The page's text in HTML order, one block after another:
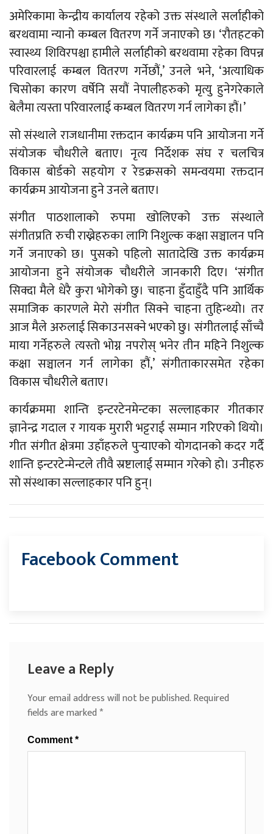
अमेरिकामा केन्द्रीय कार्यालय रहेको उक्त संस्थाले सर्लाहीको
बरथवामा न्यानो कम्बल वितरण गर्ने जनाएको छ। ‘रौतहटको
स्वास्थ्य शिविरपश्चा हामीले सर्लाहीको बरथवामा रहेका विपन्न
परिवारलाई कम्बल वितरण गर्नेछौं,’ उनले भने, ‘अत्याधिक
चिसोका कारण वर्षेनि सयौं नेपालीहरुको मृत्यु हुनेगरेकाले
बेलैमा त्यस्ता परिवारलाई कम्बल वितरण गर्न लागेका हौं।’
सो संस्थाले राजधानीमा रक्तदान कार्यक्रम पनि आयोजना गर्ने
संयोजक चौधरीले बताए। नृत्य निर्देशक संघ र चलचित्र
विकास बोर्डको सहयोग र रेडक्रसको समन्वयमा रक्तदान
कार्यक्रम आयोजना हुने उनले बताए।
संगीत पाठशालाको रुपमा खोलिएको उक्त संस्थाले
संगीतप्रति रुची राख्नेहरुका लागि निशुल्क कक्षा सञ्चालन पनि
गर्ने जनाएको छ। पुसको पहिलो सातादेखि उक्त कार्यक्रम
आयोजना हुने संयोजक चौधरीले जानकारी दिए। ‘संगीत
सिक्दा मैले धेरै कुरा भोगेको छु। चाहना हुँदाहुँदै पनि आर्थिक
समाजिक कारणले मेरो संगीत सिक्ने चाहना तुहिन्थ्यो। तर
आज मैले अरुलाई सिकाउनसक्ने भएको छु। संगीतलाई साँच्चै
माया गर्नेहरुले त्यस्तो भोग्न नपरोस् भनेर तीन महिने निशुल्क
कक्षा सञ्चालन गर्न लागेका हौं,’ संगीताकारसमेत रहेका
विकास चौधरीले बताए।
कार्यक्रममा शान्ति इन्टरटेनमेन्टका सल्लाहकार गीतकार
ज्ञानेन्द्र गदाल र गायक मुरारी भट्टराई सम्मान गरिएको थियो।
गीत संगीत क्षेत्रमा उहाँहरुले पुर्‍याएको योगदानको कदर गर्दै
शान्ति इन्टरटेन्मेन्टले तीवै स्रष्टालाई सम्मान गरेको हो। उनीहरु
सो संस्थाका सल्लाहकार पनि हुन्।
Facebook Comment
Leave a Reply
Your email address will not be published.Required
fields are marked*
Comment *